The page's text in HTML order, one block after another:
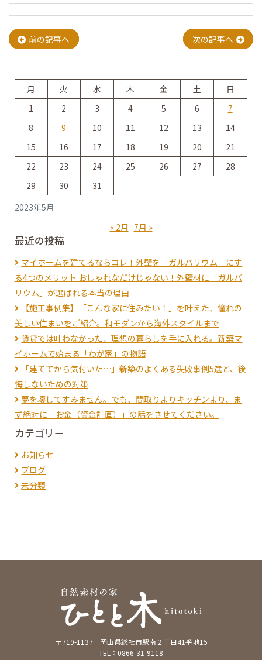
投
稿
ナ
ビ
ゲ
ー
シ
ョ
ン
前の記事へ 次の記事へ
2023年5月
月 火 水 木 金 土
日
1
2 3 4 5 6
7
8
9 10 11 12 13
14
15
16 17 18 19 20
21
22
23 24 25 26 27
28
29
30 31
« 2月 7月 »
最近の投稿
マイホームを建てるならコレ！外壁を「ガルバリウム」にす
る4つのメリット おしゃれなだけじゃない！外壁材に「ガルバ
リウム」が選ばれる本当の理由
【施工事例集】「こんな家に住みたい！」を叶えた、憧れの
美しい住まいをご紹介。和モダンから海外スタイルまで
賃貸では叶わなかった、理想の暮らしを手に入れる。新築マ
イホームで始まる「わが家」の物語
「建ててから気付いた…」新築のよくある失敗事例5選と、後
悔しないための対策
夢を壊してすみません。でも、間取りよりキッチンより、ま
ず絶対に「お金（資金計画）」の話をさせてください。
カテゴリー
お知らせ
ブログ
未分類
〒719-1137 岡山県総社市駅南２丁目41番地15
TEL：0866-31-9118